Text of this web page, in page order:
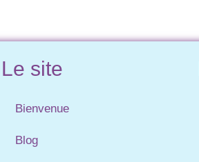
Le site
Bienvenue
Blog